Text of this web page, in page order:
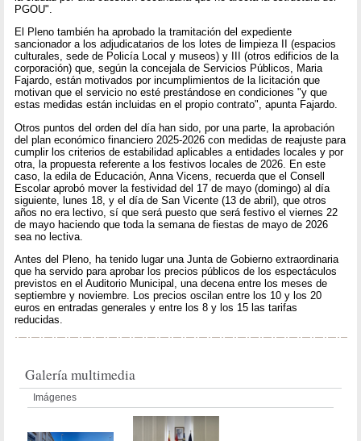
PGOU".
El Pleno también ha aprobado la tramitación del expediente
sancionador a los adjudicatarios de los lotes de limpieza II (espacios
culturales, sede de Policía Local y museos) y III (otros edificios de la
corporación) que, según la concejala de Servicios Públicos, Maria
Fajardo, están motivados por incumplimientos de la licitación que
motivan que el servicio no esté prestándose en condiciones "y que
estas medidas están incluidas en el propio contrato", apunta Fajardo.
Otros puntos del orden del día han sido, por una parte, la aprobación
del plan económico financiero 2025-2026 con medidas de reajuste para
cumplir los criterios de estabilidad aplicables a entidades locales y por
otra, la propuesta referente a los festivos locales de 2026. En este
caso, la edila de Educación, Anna Vicens, recuerda que el Consell
Escolar aprobó mover la festividad del 17 de mayo (domingo) al día
siguiente, lunes 18, y el día de San Vicente (13 de abril), que otros
años no era lectivo, sí que será puesto que será festivo el viernes 22
de mayo haciendo que toda la semana de fiestas de mayo de 2026
sea no lectiva.
Antes del Pleno, ha tenido lugar una Junta de Gobierno extraordinaria
que ha servido para aprobar los precios públicos de los espectáculos
previstos en el Auditorio Municipal, una decena entre los meses de
septiembre y noviembre. Los precios oscilan entre los 10 y los 20
euros en entradas generales y entre los 8 y los 15 las tarifas
reducidas.
Galería multimedia
Imágenes